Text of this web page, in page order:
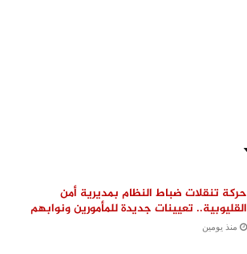
حركة تنقلات ضباط النظام بمديرية أمن
القليوبية.. تعيينات جديدة للمأمورين ونوابهم
منذ يومين